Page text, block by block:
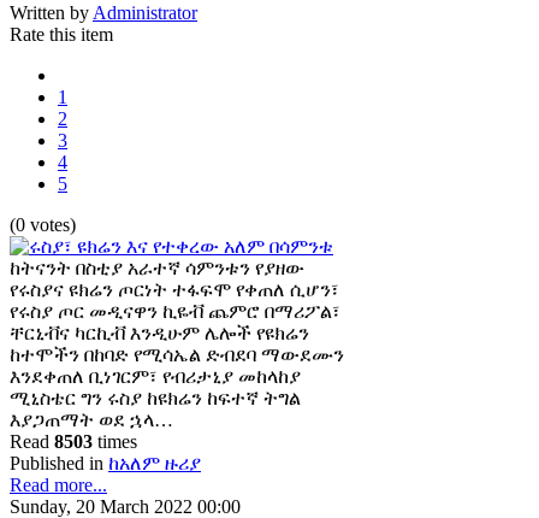
Written by Administrator
Rate this item
1
2
3
4
5
(0 votes)
ከትናንት በስቲያ አራተኛ ሳምንቱን የያዘው
የሩስያና ዩክሬን ጦርነት ተፋፍሞ የቀጠለ ሲሆን፣
የሩስያ ጦር መዲናዋን ኪዬቭ ጨምሮ በማሪፖል፣
ቸርኒቭና ካርኪቭ እንዲሁም ሌሎች የዩክሬን
ከተሞችን በከባድ የሚሳኤል ድብደባ ማውደሙን
እንደቀጠለ ቢነገርም፣ የብሪታኒያ መከላከያ
ሚኒስቴር ግን ሩስያ ከዩክሬን ከፍተኛ ትግል
እያጋጠማት ወደ ኋላ…
Read 8503 times
Published in ከአለም ዙሪያ
Read more...
Sunday, 20 March 2022 00:00